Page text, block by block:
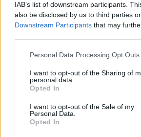
IAB’s list of downstream participants.
also be disclosed by us to third parties
Downstream Participants that may
Please note that this website/app uses
not limited to your visit or usage
grant or deny consent to Google and its
use your data for below specified
consent section.
Personal Data Processing Opt Outs
I want to opt-out of the Sharing of
personal data.
Opted In
I want to opt-out of the Sale of my
Personal Data.
Opted In
Με τον Ερμπακάν
Ανέβηκε πολύ γρήγορα στην
κόμματος και μάλιστα εξελέγη